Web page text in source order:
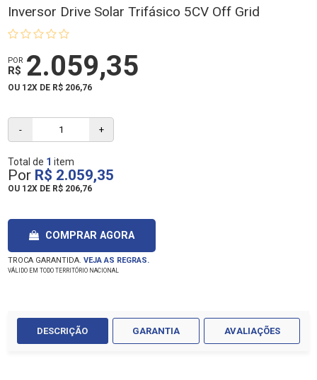
Inversor Drive Solar Trifásico 5CV Off Grid
POR
R$ 2.059,35
OU 12X DE R$ 206,76
- +
Total de 1 item
Por R$ 2.059,35
OU 12X DE R$ 206,76
COMPRAR AGORA
TROCA GARANTIDA.VEJA AS REGRAS.
VÁLIDO EM TODO TERRITÓRIO NACIONAL
DESCRIÇÃO GARANTIA AVALIAÇÕES